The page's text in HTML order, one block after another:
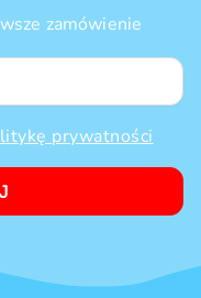
zamówienie
prywatności